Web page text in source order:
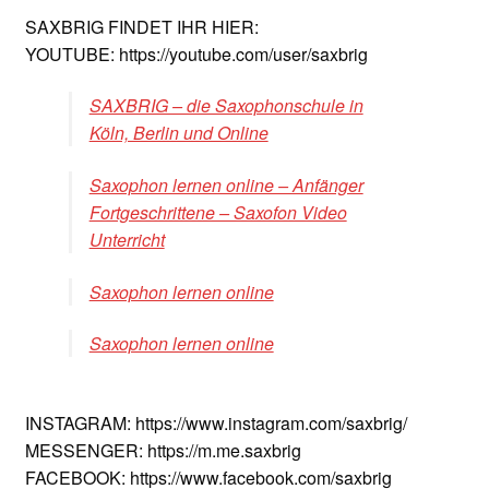
SAXBRIG FINDET IHR HIER:
YOUTUBE: https://youtube.com/user/saxbrig
SAXBRIG – die Saxophonschule in
Köln, Berlin und Online
Saxophon lernen online – Anfänger
Fortgeschrittene – Saxofon Video
Unterricht
Saxophon lernen online
Saxophon lernen online
INSTAGRAM: https://www.instagram.com/saxbrig/
MESSENGER: https://m.me.saxbrig
FACEBOOK: https://www.facebook.com/saxbrig